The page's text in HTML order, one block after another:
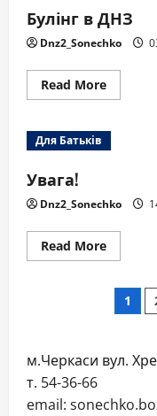
Булінг в ДНЗ
Dnz2_Sonechko
Read MoreRead
more
в
Для Батьків
Увага!
Dnz2_Sonechko
Read MoreRead
more
1
м.Черкаси вул.
т. 54-36-66
email: